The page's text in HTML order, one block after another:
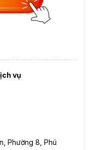
vụ
Phường 8, Phú